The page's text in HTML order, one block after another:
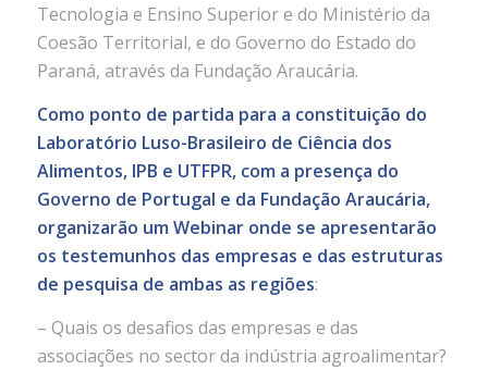
Tecnologia e Ensino Superior e do Ministério da
Coesão Territorial, e do Governo do Estado do
Paraná, através da Fundação Araucária.
Como ponto de partida para a constituição do
Laboratório Luso-Brasileiro de Ciência dos
Alimentos, IPB e UTFPR, com a presença do
Governo de Portugal e da Fundação Araucária,
organizarão um Webinar onde se apresentarão
os testemunhos das empresas e das estruturas
de pesquisa de ambas as regiões:
– Quais os desafios das empresas e das
associações no sector da indústria agroalimentar?